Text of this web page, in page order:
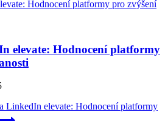
elevate: Hodnocení platformy
LinkedIn elevate: Hodnocení platformy